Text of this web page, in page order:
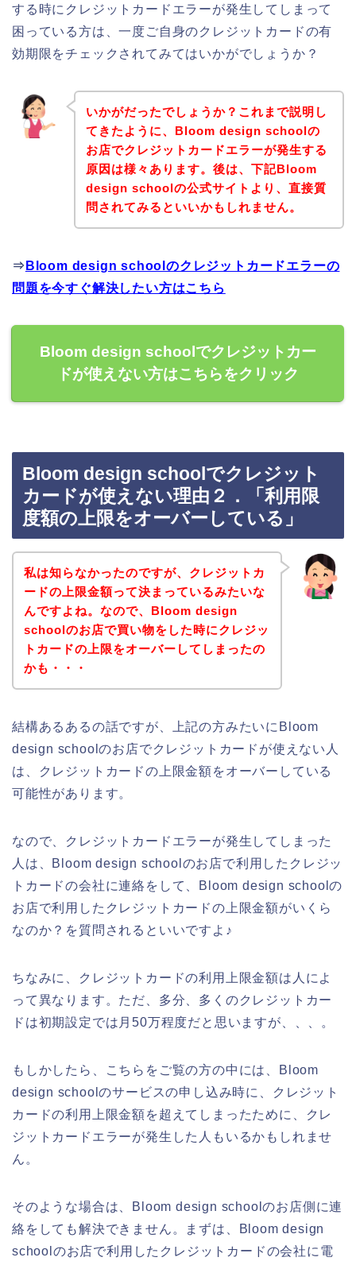
する時にクレジットカードエラーが発生してしまって
困っている方は、一度ご自身のクレジットカードの有
効期限をチェックされてみてはいかがでしょうか？
いかがだったでしょうか？これまで説明し
てきたように、Bloom design schoolの
お店でクレジットカードエラーが発生する
原因は様々あります。後は、下記Bloom
design schoolの公式サイトより、直接質
問されてみるといいかもしれません。
⇒ Bloom design schoolのクレジットカードエラーの
問題を今すぐ解決したい方はこちら
Bloom design schoolでクレジットカー
ドが使えない方はこちらをクリック
Bloom design schoolでクレジット
カードが使えない理由２．「利用限
度額の上限をオーバーしている」
私は知らなかったのですが、クレジットカ
ードの上限金額って決まっているみたいな
んですよね。なので、Bloom design
schoolのお店で買い物をした時にクレジッ
トカードの上限をオーバーしてしまったの
かも・・・
結構あるあるの話ですが、上記の方みたいにBloom
design schoolのお店でクレジットカードが使えない人
は、クレジットカードの上限金額をオーバーしている
可能性があります。
なので、クレジットカードエラーが発生してしまった
人は、Bloom design schoolのお店で利用したクレジッ
トカードの会社に連絡をして、Bloom design schoolの
お店で利用したクレジットカードの上限金額がいくら
なのか？を質問されるといいですよ♪
ちなみに、クレジットカードの利用上限金額は人によ
って異なります。ただ、多分、多くのクレジットカー
ドは初期設定では月50万程度だと思いますが、、、。
もしかしたら、こちらをご覧の方の中には、Bloom
design schoolのサービスの申し込み時に、クレジット
カードの利用上限金額を超えてしまったために、クレ
ジットカードエラーが発生した人もいるかもしれませ
ん。
そのような場合は、Bloom design schoolのお店側に連
絡をしても解決できません。まずは、Bloom design
schoolのお店で利用したクレジットカードの会社に電